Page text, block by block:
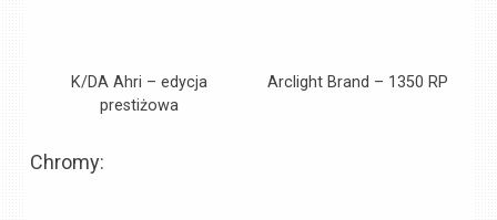
K/DA Ahri – edycja
prestiżowa
Arclight Brand – 1350 RP
Chromy: